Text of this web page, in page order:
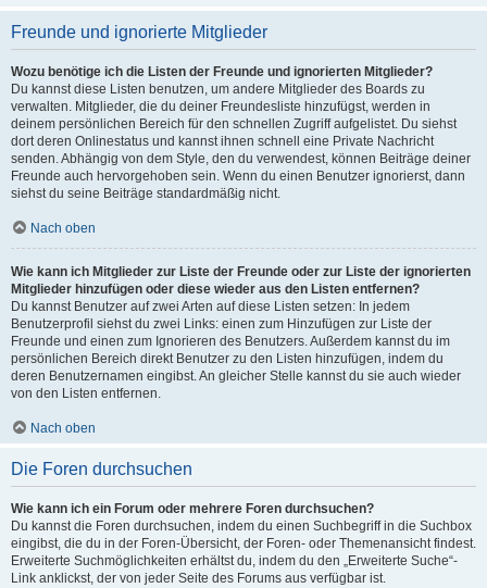
Freunde und ignorierte Mitglieder
Wozu benötige ich die Listen der Freunde und ignorierten Mitglieder?
Du kannst diese Listen benutzen, um andere Mitglieder des Boards zu
verwalten. Mitglieder, die du deiner Freundesliste hinzufügst, werden in
deinem persönlichen Bereich für den schnellen Zugriff aufgelistet. Du siehst
dort deren Onlinestatus und kannst ihnen schnell eine Private Nachricht
senden. Abhängig von dem Style, den du verwendest, können Beiträge deiner
Freunde auch hervorgehoben sein. Wenn du einen Benutzer ignorierst, dann
siehst du seine Beiträge standardmäßig nicht.
Nach oben
Wie kann ich Mitglieder zur Liste der Freunde oder zur Liste der ignorierten
Mitglieder hinzufügen oder diese wieder aus den Listen entfernen?
Du kannst Benutzer auf zwei Arten auf diese Listen setzen: In jedem
Benutzerprofil siehst du zwei Links: einen zum Hinzufügen zur Liste der
Freunde und einen zum Ignorieren des Benutzers. Außerdem kannst du im
persönlichen Bereich direkt Benutzer zu den Listen hinzufügen, indem du
deren Benutzernamen eingibst. An gleicher Stelle kannst du sie auch wieder
von den Listen entfernen.
Nach oben
Die Foren durchsuchen
Wie kann ich ein Forum oder mehrere Foren durchsuchen?
Du kannst die Foren durchsuchen, indem du einen Suchbegriff in die Suchbox
eingibst, die du in der Foren-Übersicht, der Foren- oder Themenansicht findest.
Erweiterte Suchmöglichkeiten erhältst du, indem du den „Erweiterte Suche“-
Link anklickst, der von jeder Seite des Forums aus verfügbar ist.